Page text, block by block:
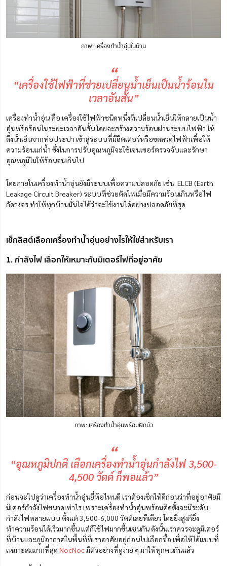
ภาพ: เครื่องทำน้ำอุ่นในบ้าน
“
“เครื่องใช้ไฟฟ้าที่ช่วยเปลี่ยนน้ำเย็นเป็นน้ำร้อนใน
เวลาอันสั้น”
เครื่องทำน้ำอุ่น คือ เครื่องใช้ไฟฟ้าชนิดหนึ่งที่เปลี่ยนน้ำเย็นให้กลายเป็นน้ำ
อุ่นหรือร้อนในระยะเวลาอันสั้น โดยจะสร้างความร้อนผ่านระบบไฟฟ้า ให้
ดึงน้ำเย็นจากท่อประปา เข้าสู่ระบบที่มีฮีตเตอร์หรือขดลวดไฟฟ้าเพื่อให้
ความร้อนแก่น้ำ ซึ่งในการปรับอุณหภูมิจะใช้เซนเซอร์ตรวจจับและรักษา
อุณหภูมิไม่ให้ร้อนจนเกินไป
โดยภายในเครื่องทำน้ำอุ่นยังมีระบบเพื่อความปลอดภัย เช่น ELCB (Earth
Leakage Circuit Breaker) ระบบที่ช่วยตัดไฟเมื่อมีความร้อนเกินหรือไฟ
ลัดวงจร ทำให้ทุกบ้านมั่นใจได้ว่าจะใช้งานได้อย่างปลอดภัยที่สุด
เช็กลิสต์เลือกเครื่องทำน้ำอุ่นอย่างไรให้ใช่สำหรับเรา
1. กำลังไฟ เลือกให้เหมาะกับมิเตอร์ไฟที่อยู่อาศัย
ภาพ: เครื่องทำน้ำอุ่นพร้อมฝักบัว
“
“อุณหภูมิปกติ เลือกเครื่องทำน้ำอุ่นกำลังไฟ 3,500-
4,500 วัตต์ ก็พอแล้ว”
ก่อนจะไปดูว่าเครื่องทําน้ำอุ่นยี่ห้อไหนดี เราต้องเช็กให้ดีก่อนว่าที่อยู่อาศัยมี
มิเตอร์กำลังไฟขนาดเท่าไร เพราะเครื่องทำน้ำอุ่นพร้อมติดตั้งจะมีระดับ
กำลังไฟหลายแบบ ตั้งแต่ 3,500-6,000 วัตต์เลยทีเดียว โดยยิ่งสูงก็ยิ่ง
ทำความร้อนได้เร็วมากขึ้น แต่ก็ใช้ไฟมากขึ้นเช่นกัน ดังนั้นเราควรจะดูมิเตอร์
ที่บ้านและภูมิอากาศในพื้นที่ที่เราอาศัยอยู่ก่อนไปเลือกซื้อ เพื่อให้ได้แบบที่
เหมาะสมมากที่สุด NocNocมีตัวอย่างที่ดูง่าย ๆ มาให้ทุกคนกันแล้ว